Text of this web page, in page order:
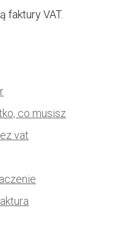
faktury VAT.
co musisz
vat